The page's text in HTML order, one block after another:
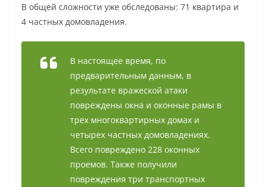
В общей сложности уже обследованы: 71 квартира и
4 частных домовладения.
В настоящее время, по
предварительным данным, в
результате вражеской атаки
повреждены окна и оконные рамы в
трех многоквартирных домах и
четырех частных домовладениях.
Всего повреждено 228 оконных
проемов. Также получили
повреждения три транспортных